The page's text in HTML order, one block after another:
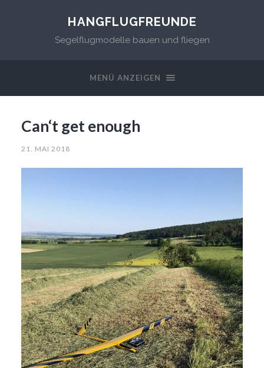
HANGFLUGFREUNDE
Segelflugmodelle bauen und fliegen
MENÜ ANZEIGEN
Can‘t get enough
21. MAI 2018